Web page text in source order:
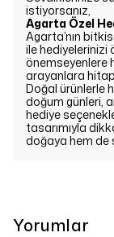
istiyorsanız,
Agarta Özel
Agarta’nın
ile hediyelerinizi
önemseyenlere
arayanlara
Doğal ürünlerle
doğum günleri,
hediye
tasarımıyla
doğaya hem de
Yorumlar